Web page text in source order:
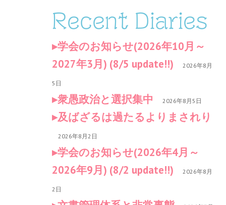
Recent Diaries
学会のお知らせ(2026年10月～
2027年3月) (8/5 update!!)
2026年8月
5日
衆愚政治と選択集中 2026年8月5日
及ばざるは過たるよりまされり
2026年8月2日
学会のお知らせ(2026年4月～
2026年9月) (8/2 update!!)
2026年8月
2日